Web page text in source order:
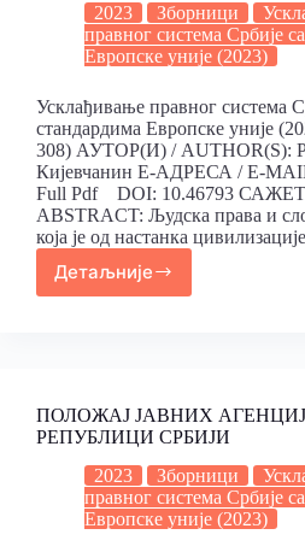
2023
Зборници
правног система Србије
Европске уније (2023)
Усклађивање правног система
стандардима Европске уније
308) АУТОР(И) / AUTHOR(S):
Кијевчанин Е-АДРЕСА / E-
Full Pdf DOI: 10.46793
ABSTRACT: Људска права и
која је од настанка
Детаљније
ПОЛОЖАЈ ЈАВНИХ
РЕПУБЛИЦИ СРБИЈИ
2023
Зборници
правног система Србије
Европске уније (2023)